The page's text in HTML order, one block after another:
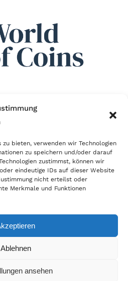
bieten, verwenden wir Technologien
zu speichern und/oder darauf
zustimmst, können wir
eindeutige IDs auf dieser Website
nicht erteilst oder
Merkmale und Funktionen
Ablehnen
ansehen
ein. Auch wir sind wie
Mitglied im Händlerbund
Onlinehandel.
|Impressum|Datenschutz|Cookie
|Zahlung & Versand